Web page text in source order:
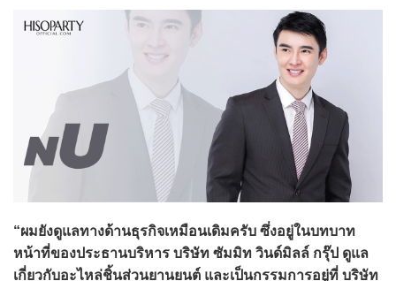
“ผมยังดูแลทางด้านธุรกิจเหมือนเดิมครับ ซึ่งอยู่ในบทบาท
หน้าที่ของประธานบริหาร บริษัท ซัมมิท วินด์มิลล์ กรุ๊ป ดูแล
เกี่ยวกับอะไหล่ชิ้นส่วนยานยนต์ และเป็นกรรมการอยู่ที่ บริษัท